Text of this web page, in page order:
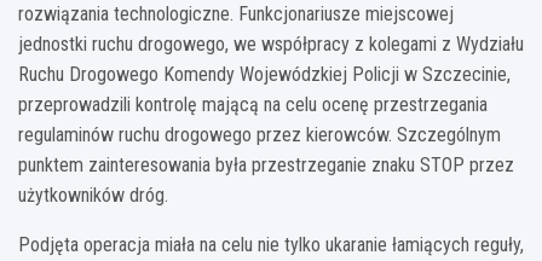
rozwiązania technologiczne. Funkcjonariusze miejscowej
jednostki ruchu drogowego, we współpracy z kolegami z Wydziału
Ruchu Drogowego Komendy Wojewódzkiej Policji w Szczecinie,
przeprowadzili kontrolę mającą na celu ocenę przestrzegania
regulaminów ruchu drogowego przez kierowców. Szczególnym
punktem zainteresowania była przestrzeganie znaku STOP przez
użytkowników dróg.
Podjęta operacja miała na celu nie tylko ukaranie łamiących reguły,